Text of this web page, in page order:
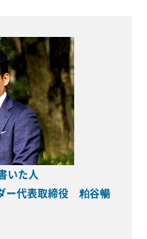
いた人
ー代表取締役 粕谷暢